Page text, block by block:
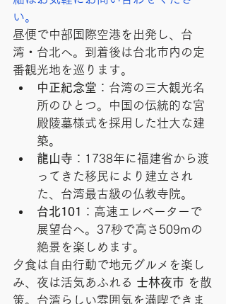
い。
昼便で中部国際空港を出発し、台
湾・台北へ。到着後は台北市内の定
番観光地を巡ります。
中正紀念堂 ：台湾の三大観光名
所のひとつ。中国の伝統的な宮
殿陵墓様式を採用した壮大な建
築。
龍山寺 ：1738年に福建省から渡
ってきた移民により建立され
た、台湾最古級の仏教寺院。
台北101
：高速エレベーターで
展望台へ。37秒で高さ509mの
絶景を楽しめます。
夕食は自由行動で地元グルメを楽し
み、夜は活気あふれる 士林夜市 を散
策。台湾らしい雰囲気を満喫できま